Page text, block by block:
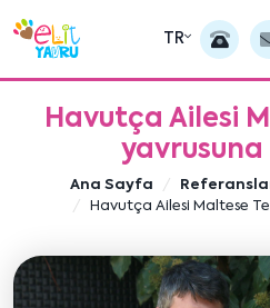
TR
Havutça Ailesi
yavrusuna
Ana Sayfa
Havutça Ailesi Maltese